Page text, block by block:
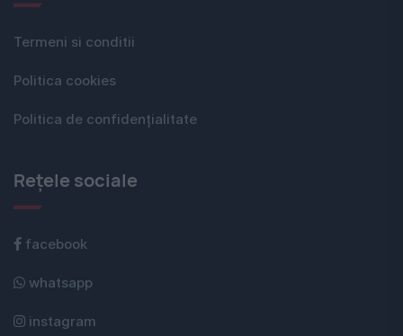
Termeni si conditii
Politica cookies
Politica de confidențialitate
Rețele sociale
facebook
whatsapp
instagram